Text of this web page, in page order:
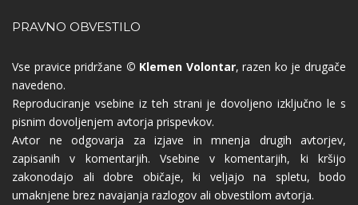
PRAVNO OBVESTILO
Vse pravice pridržane © Klemen Volontar, razen ko je drugače
navedeno.
Reproduciranje vsebine iz teh strani je dovoljeno izključno le s
pisnim dovoljenjem avtorja prispevkov.
Avtor ne odgovarja za izjave in mnenja drugih avtorjev,
zapisanih v komentarjih. Vsebine v komentarjih, ki kršijo
zakonodajo ali dobre običaje, ki veljajo na spletu, bodo
umaknjene brez navajanja razlogov ali obvestilom avtorja.